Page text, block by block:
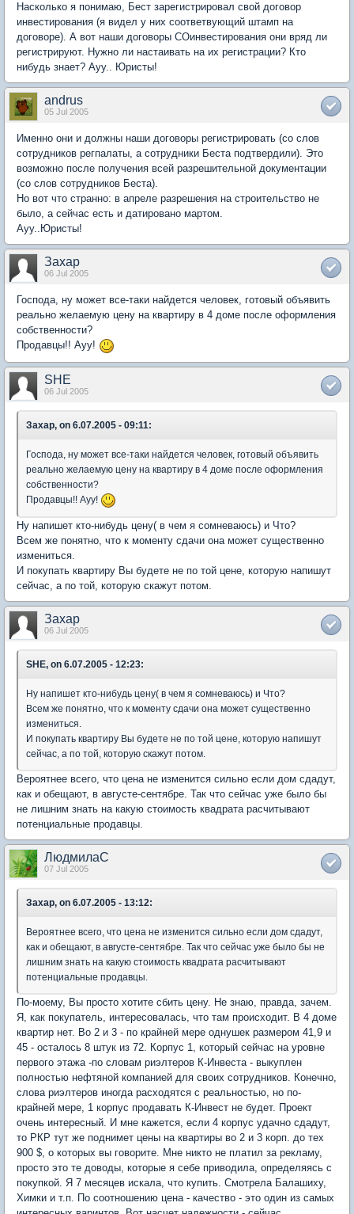
Насколько я понимаю, Бест зарегистрировал свой договор
инвестирования (я видел у них соответвующий штамп на
договоре). А вот наши договоры СОинвестирования они вряд ли
регистрируют. Нужно ли настаивать на их регистрации? Кто
нибудь знает? Ауу.. Юристы!
andrus
05 Jul 2005
Именно они и должны наши договоры регистрировать (со слов
сотрудников регпалаты, а сотрудники Беста подтвердили). Это
возможно после получения всей разрешительной документации
(со слов сотрудников Беста).
Но вот что странно: в апреле разрешения на строительство не
было, а сейчас есть и датировано мартом.
Ауу..Юристы!
Захар
06 Jul 2005
Господа, ну может все-таки найдется человек, готовый объявить
реально желаемую цену на квартиру в 4 доме после оформления
собственности?
Продавцы!! Ауу!
SHE
06 Jul 2005
Захар, on 6.07.2005 - 09:11:
Господа, ну может все-таки найдется человек, готовый объявить
реально желаемую цену на квартиру в 4 доме после оформления
собственности?
Продавцы!! Ауу!
Ну напишет кто-нибудь цену( в чем я сомневаюсь) и Что?
Всем же понятно, что к моменту сдачи она может существенно
измениться.
И покупать квартиру Вы будете не по той цене, которую напишут
сейчас, а по той, которую скажут потом.
Захар
06 Jul 2005
SHE, on 6.07.2005 - 12:23:
Ну напишет кто-нибудь цену( в чем я сомневаюсь) и Что?
Всем же понятно, что к моменту сдачи она может существенно
измениться.
И покупать квартиру Вы будете не по той цене, которую напишут
сейчас, а по той, которую скажут потом.
Вероятнее всего, что цена не изменится сильно если дом сдадут,
как и обещают, в августе-сентябре. Так что сейчас уже было бы
не лишним знать на какую стоимость квадрата расчитывают
потенциальные продавцы.
ЛюдмилаС
07 Jul 2005
Захар, on 6.07.2005 - 13:12:
Вероятнее всего, что цена не изменится сильно если дом сдадут,
как и обещают, в августе-сентябре. Так что сейчас уже было бы не
лишним знать на какую стоимость квадрата расчитывают
потенциальные продавцы.
По-моему, Вы просто хотите сбить цену. Не знаю, правда, зачем.
Я, как покупатель, интересовалась, что там происходит. В 4 доме
квартир нет. Во 2 и 3 - по крайней мере однушек размером 41,9 и
45 - осталось 8 штук из 72. Корпус 1, который сейчас на уровне
первого этажа -по словам риэлтеров К-Инвеста - выкуплен
полностью нефтяной компанией для своих сотрудников. Конечно,
слова риэлтеров иногда расходятся с реальностью, но по-
крайней мере, 1 корпус продавать К-Инвест не будет. Проект
очень интересный. И мне кажется, если 4 корпус удачно сдадут,
то РКР тут же поднимет цены на квартиры во 2 и 3 корп. до тех
900 $, о которых вы говорите. Мне никто не платил за рекламу,
просто это те доводы, которые я себе приводила, определяясь с
покупкой. Я 7 месяцев искала, что купить. Смотрела Балашиху,
Химки и т.п. По соотношению цена - качество - это один из самых